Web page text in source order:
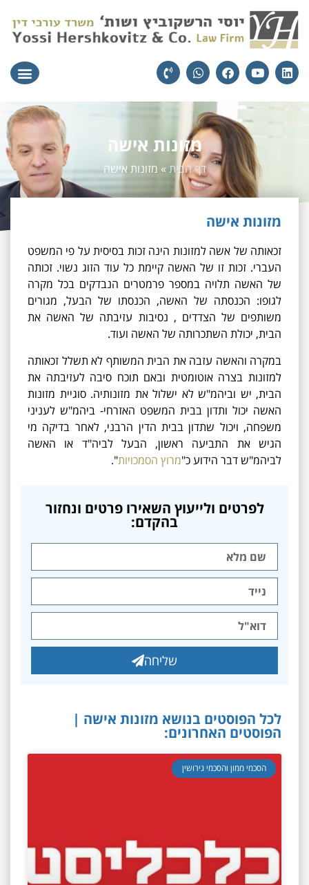
מזונות אישה
דף הבית » מזונות אישה
מזונות אישה
זכאותה של אשה למזונות הינה זכות בסיסית על פי המשפט
העברי. זכות זו של האשה קיימת כל עוד הזוג נשוי. זכותה
של האשה תלויה במספר פרמטרים הנבדקים בכל מקרה
לגופו: הכנסתה של האשה, הכנסתו של הבעל, מגורים
משותפים של הצדדים , נסיבות עזיבתה של האשה את
הבית, יכולת השתכרותה של האשה ועוד.
במקרה והאשה עזבה את הבית המשותף לא תשלל זכאותה
למזונות בצרה אוטומטית ובאם תוכח סיבה לעזיבתה את
הבית, יש וביהמ"ש לא ישלול את מזונותיה. סוגיית מזונות
האשה יכול ותדון בבית המשפט האזרחי- ביהמ"ש לעניני
משפחה, ויכול שתדון בבית הדין הרבני, לאחר בדיקה מי
הגיש את התביעה ראשון, הבעל לביה"ד או האשה
לביהמ"ש דבר הידוע כ"מרוץ הסמכויות".
לפרטים ולייעוץ השאירו פרטים ונחזור
בהקדם:
שליחה
לכל הפוסטים בנושא מזונות אישה |
הפוסטים האחרונים:
הסכמי ממון והסכמי גירושין